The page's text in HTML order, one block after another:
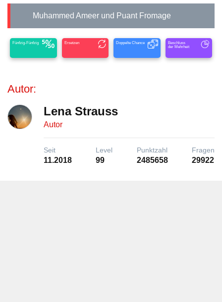
Muhammed Ameer und Puant Fromage
Fünfzig-Fünfzig Ersetzen Doppelte Chance
Beschluss
der Mehrheit
Autor:
Lena Strauss
Autor
Seit
11.2018
Level
99
Punktzahl
2485658
Fragen
29922